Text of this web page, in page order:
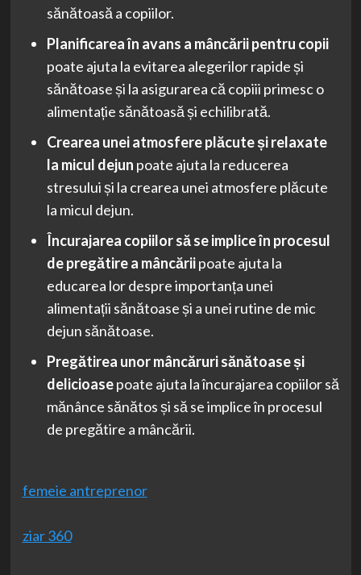
sănătoasă a copiilor.
Planificarea în avans a mâncării pentru copii
poate ajuta la evitarea alegerilor rapide și
sănătoase și la asigurarea că copiii primesc o
alimentație sănătoasă și echilibrată.
Crearea unei atmosfere plăcute și relaxate
la micul dejun poate ajuta la reducerea
stresului și la crearea unei atmosfere plăcute
la micul dejun.
Încurajarea copiilor să se implice în procesul
de pregătire a mâncăriipoate ajuta la
educarea lor despre importanța unei
alimentații sănătoase și a unei rutine de mic
dejun sănătoase.
Pregătirea unor mâncăruri sănătoase și
delicioasepoate ajuta la încurajarea copiilor să
mănânce sănătos și să se implice în procesul
de pregătire a mâncării.
femeie antreprenor
ziar 360